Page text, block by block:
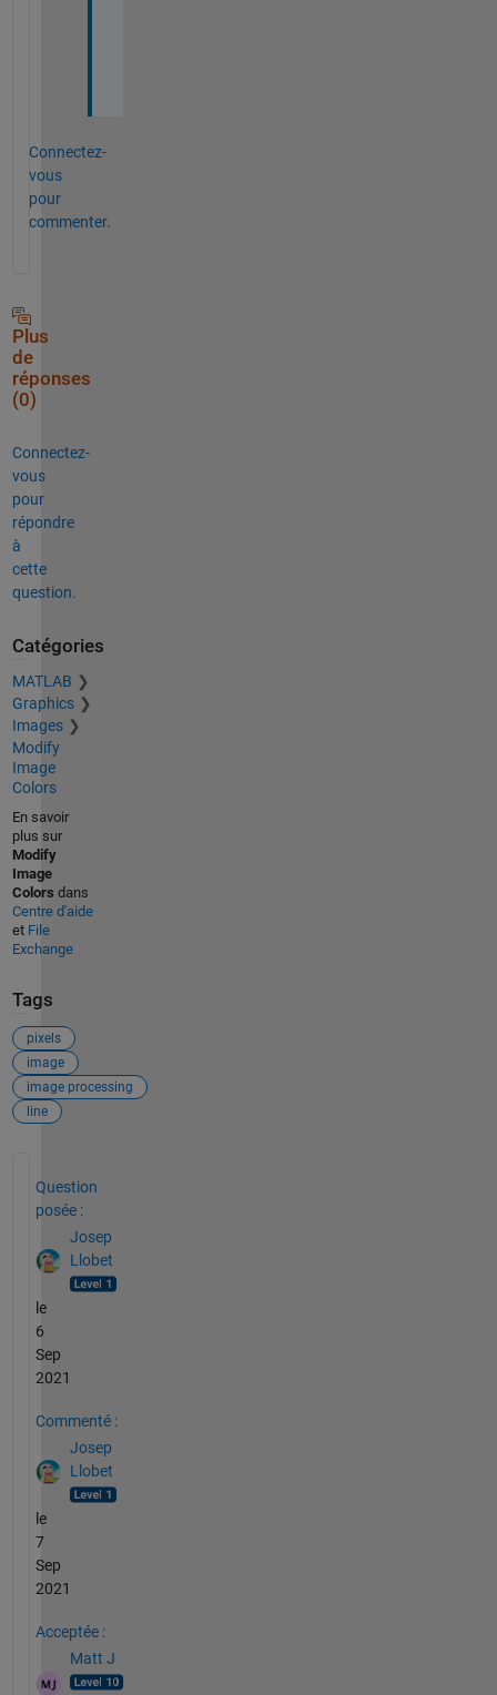
Connectez-
vous
pour
commenter.
Plus
de
réponses
(0)
Connectez-
vous
pour
répondre
à
cette
question.
Catégories
MATLAB
Graphics
Images
Modify
Image
Colors
En savoir
plus sur
Modify
Image
Colors dans
Centre d'aide
et File
Exchange
Tags
pixels
image
image processing
line
Question
posée :
Josep
Llobet
le
6
Sep
2021
Commenté :
Josep
Llobet
le
7
Sep
2021
Acceptée :
Matt J